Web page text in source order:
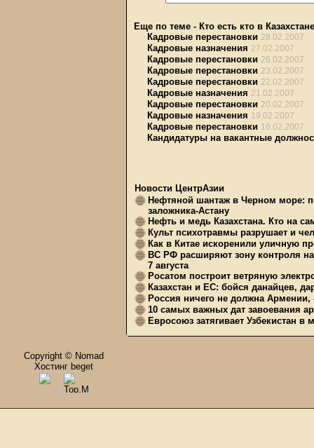
Еще по теме - Кто есть кто в Казахстане
Кадровые перестановки 28.02.2007
Кадровые назначения 27.02.2007
Кадровые перестановки 26.02.2007
Кадровые перестановки 23.02.2007
Кадровые перестановки 22.02.2007
Кадровые назначения 21.02.2007
Кадровые перестановки 20.02.2007
Кадровые назначения 19.02.2007
Кадровые перестановки 16.02.2007
Кандидатуры на вакантные
Новости ЦентрАзии
Нефтяной шантаж в Черном море:
заложника-Астану
Нефть и медь Казахстана. Кто на
Культ психотравмы разрушает и
Как в Китае искоренили уличную
ВС РФ расширяют зону контроля на
7 августа
Росатом построит ветряную
Казахстан и ЕС: бойся данайцев,
Россия ничего не должна Армении,
10 самых важных дат завоевания
Евросоюз затягивает Узбекистан
Copyright © Nomad
Хостинг beget